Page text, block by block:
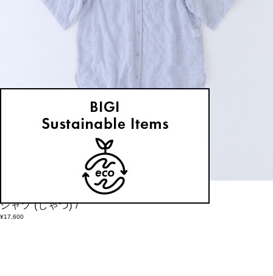
シャツ(しゃつ) /
¥17,600